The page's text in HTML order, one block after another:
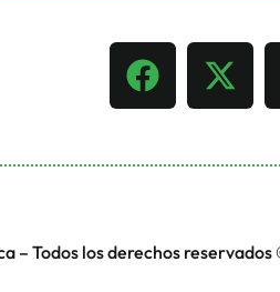
– Todos los derechos